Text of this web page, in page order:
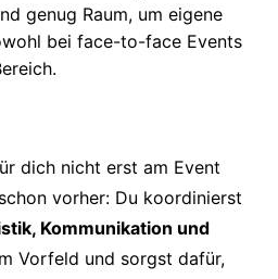
genug Raum, um eigene
bei face-to-face Events
dich nicht erst am Event
vorher: Du koordinierst
Kommunikation und
Vorfeld und sorgst dafür,